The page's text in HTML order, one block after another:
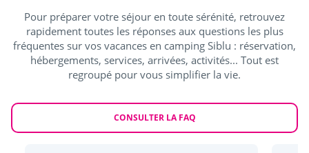
Location vélo <5km
Mini-golf <5km
Activités sportives
Pour préparer votre séjour en toute sérénité, retrouvez
rapidement toutes les réponses aux questions les plus
fréquentes sur vos vacances en camping Siblu : réservation,
hébergements, services, arrivées, activités... Tout est
regroupé pour vous simplifier la vie.
CONSULTER LA FAQ